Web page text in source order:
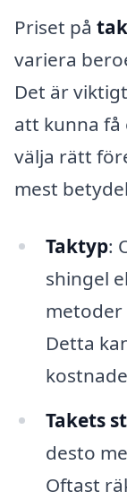
Priset på
variera
Det är
att kunna
välja rätt
mest
Taktyp:
shingel
metoder
Detta
Takets
desto
Oftast